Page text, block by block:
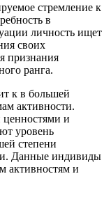
стремление к
в
личность ищет
своих
признания
ранга.
к в большей
активности.
и
уровень
степени
Данные индивиды
активностям и